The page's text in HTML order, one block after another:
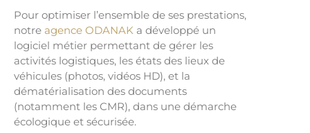
Pour optimiser l’ensemble de ses prestations,
notre agence ODANAK a développé un
logiciel métier permettant de gérer les
activités logistiques, les états des lieux de
véhicules (photos, vidéos HD), et la
dématérialisation des documents
(notamment les CMR), dans une démarche
écologique et sécurisée.​